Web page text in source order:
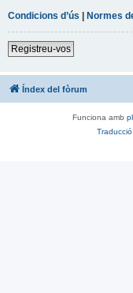
Condicions d’ús | Normes
Registreu-vos
Índex del fòrum
Funciona amb